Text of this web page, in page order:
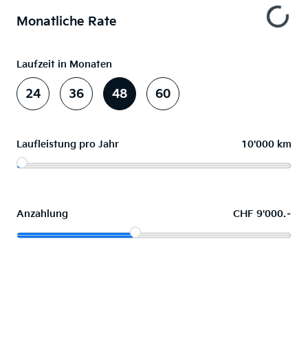
Monatliche Rate
Laufzeit in Monaten
24 36 48 60
Laufleistung pro Jahr 10'000 km
Anzahlung CHF 9'000.–